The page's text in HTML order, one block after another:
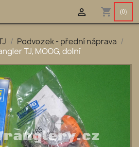
shopping_cart (0)

Podvozek - přední náprava
TJ, MOOG, dolní